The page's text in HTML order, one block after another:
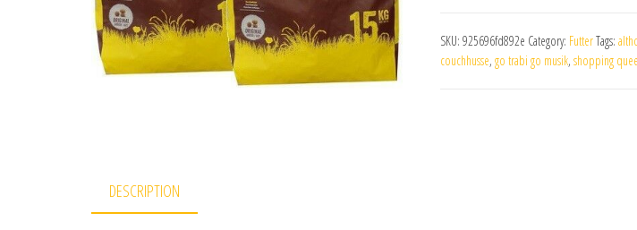
SKU: 925696fd892e Category: FutterTags:
couchhusse, go trabi go musik, shopping
DESCRIPTION